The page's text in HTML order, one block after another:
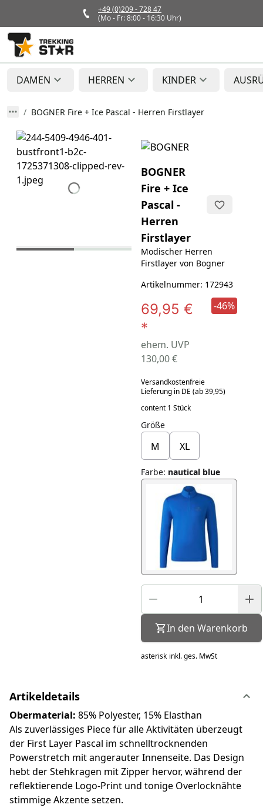
+49 (0)209 - 728 47
(Mo - Fr: 8:00 - 16:30 Uhr)
DAMEN HERREN KINDER
BOGNER Fire + Ice Pascal - Herren Firstlayer
BOGNER
Fire + Ice
Pascal -
Herren
Firstlayer
Modischer Herren
Firstlayer von Bogner
Artikelnummer: 172943
69,95 €
*
ehem. UVP
130,00 €
-46%
Versandkostenfreie
Lieferung in DE (ab 39,95)
content 1 Stück
Größe
M XL
Farbe: nautical blue
In den Warenkorb
asterisk inkl. ges. MwSt
Artikeldetails
Obermaterial: 85% Polyester, 15% Elasthan
Als zuverlässiges Piece für alle Aktivitäten überzeugt
der First Layer Pascal im schnelltrocknenden
Powerstretch mit angerauter Innenseite. Das Design
hebt der Stehkragen mit Zipper hervor, während der
reflektierende Logo-Print und tonige Overlocknähte
stimmige Akzente setzen.